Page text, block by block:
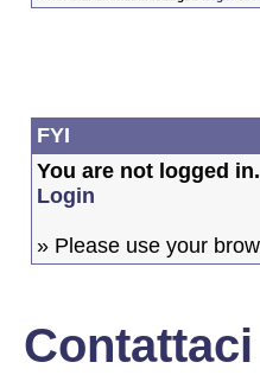
FYI
You are not logged
Login
» Please use your
Contattaci